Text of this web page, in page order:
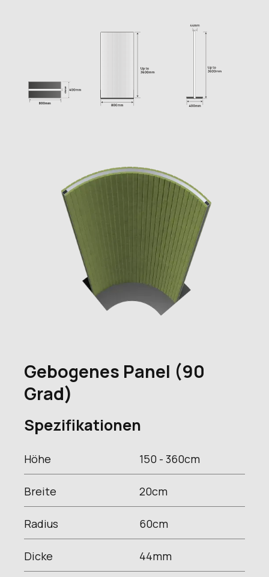
Gebogenes Panel (90
Grad)
Spezifikationen
Höhe 150 - 360cm
Breite 20cm
Radius 60cm
Dicke 44mm